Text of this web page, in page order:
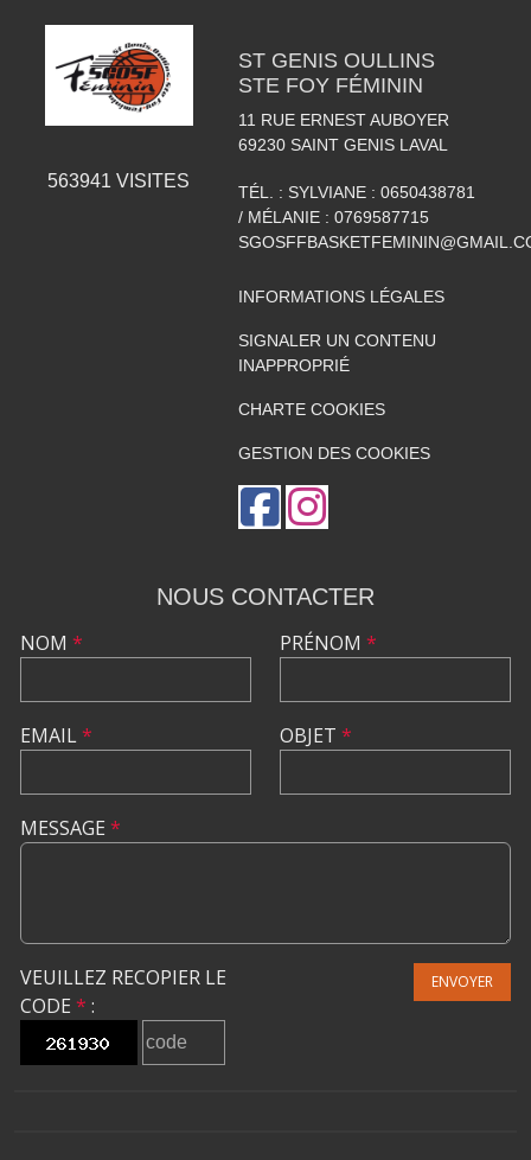
563941 VISITES
ST GENIS OULLINS
STE FOY FÉMININ
11 RUE ERNEST AUBOYER
69230 SAINT GENIS LAVAL
TÉL. : SYLVIANE : 0650438781
/ MÉLANIE : 0769587715
INFORMATIONS LÉGALES
SIGNALER UN CONTENU
INAPPROPRIÉ
CHARTE COOKIES
GESTION DES COOKIES
NOUS CONTACTER
NOM *
EMAIL*
PRÉNOM *
OBJET *
MESSAGE *
VEUILLEZ RECOPIER LE
CODE * :
ENVOYER